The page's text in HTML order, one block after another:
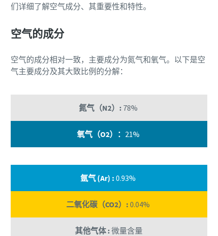
们详细了解空气成分、其重要性和特性。
空气的成分
空气的成分相对一致，主要成分为氮气和氧气。以下是空
气主要成分及其大致比例的分解：
氮气（N2）: 78%
氧气（O2）： 21%
氩气 (Ar) : 0.93%
二氧化碳（CO2）: 0.04%
其他气体 : 微量含量